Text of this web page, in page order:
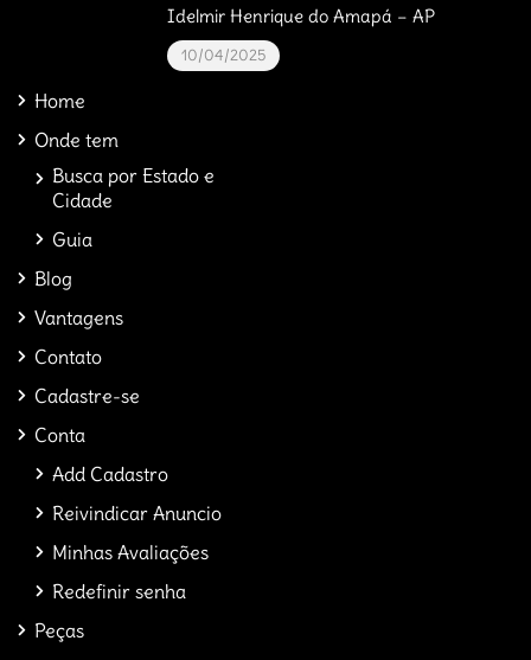
Idelmir Henrique do Amapá – AP
10/04/2025
Home
Onde tem
Busca por Estado e
Cidade
Guia
Blog
Vantagens
Contato
Cadastre-se
Conta
Add Cadastro
Reivindicar Anuncio
Minhas Avaliações
Redefinir senha
Peças